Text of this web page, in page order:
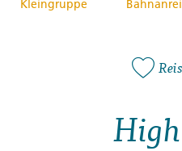
Kleingruppe